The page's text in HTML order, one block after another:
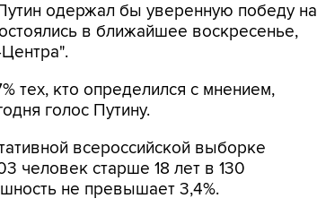
одержал бы уверенную победу на
в ближайшее воскресенье,
тех, кто определился с мнением,
голос Путину.
всероссийской выборке
человек старше 18 лет в 130
не превышает 3,4%.